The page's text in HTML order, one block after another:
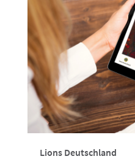
Lions Deutschland